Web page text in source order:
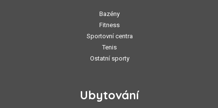
Bazény
Fitness
Sportovní centra
Tenis
Ostatní sporty
Ubytování